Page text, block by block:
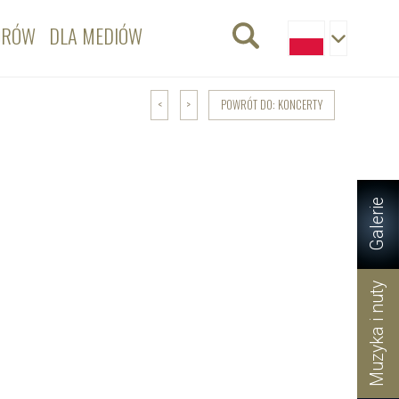
Galerie
Muzyka i nuty
DLA MEDIÓW
< > POWRÓT DO: KONCERTY